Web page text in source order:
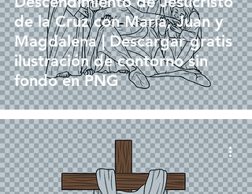
de la Cruz con María, Juan y
Magdalena | Descargar gratis
ilustración de contorno sin
fondo en PNG